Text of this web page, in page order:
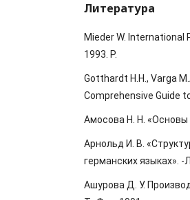
Литература
Mieder W. International
1993. P.
Gotthardt H.H., Varga
Comprehensive Guide
Амосова Н. Н. «Основы
Арнольд И. В.
германских языках». -
Ашурова Д. У.